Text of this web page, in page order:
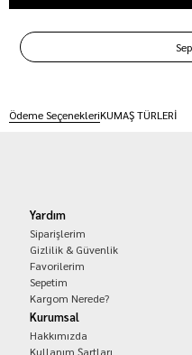
Ödeme SeçenekleriKUMAŞ TÜRLERİ
Yardım
Siparişlerim
Gizlilik & Güvenlik
Favorilerim
Sepetim
Kargom Nerede?
Kurumsal
Hakkımızda
Kullanım Şartları